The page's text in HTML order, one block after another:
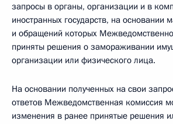
запросы в органы, организации и в
иностранных государств, на основании
и обращений которых
приняты решения о замораживании
организации или физического лица.
На основании полученных на свои
ответов Межведомственная комиссия
изменения в ранее принятые решения